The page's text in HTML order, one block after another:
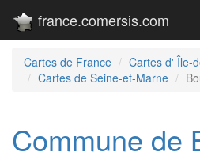
france.comersis.com
Cartes de France
Cartes d' Île-
Cartes de Seine-et-Marne
Commune de